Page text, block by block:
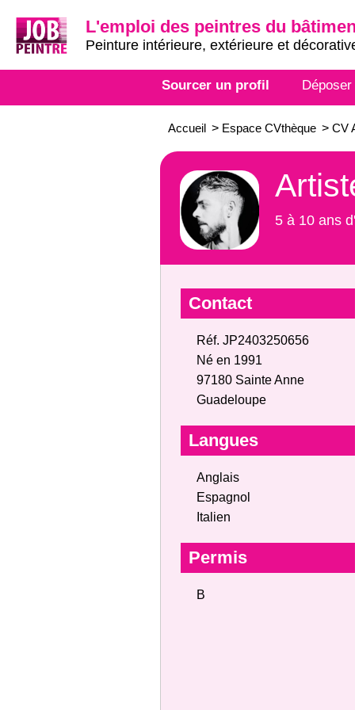
L'emploi des peintres du
Peinture intérieure, extérieure et
Sourcer un profil
Accueil > Espace CVthèque > CV
5 à 10 ans
Contact
Réf. JP2403250656
Né en 1991
97180 Sainte Anne
Guadeloupe
Langues
Anglais
Espagnol
Italien
Permis
B